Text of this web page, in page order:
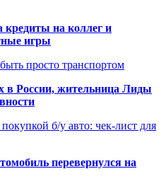
на коллег и
игры
просто транспортом
в России, жительница Лиды
б/у авто: чек-лист для
перевернулся на